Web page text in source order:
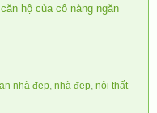
hộ của cô nàng ngăn
nhà đẹp nhà đẹp nội thất